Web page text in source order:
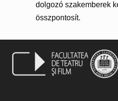
dolgozó szakemberek
összpontosít.